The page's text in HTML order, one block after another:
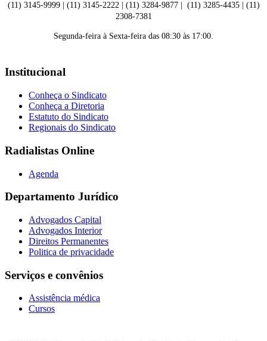
(11) 3145-9999 | (11) 3145-2222 | (11) 3284-9877 | (11) 3285-4435 | (11)
2308-7381
Segunda-feira à Sexta-feira das 08:30 às 17:00.
Institucional
Conheça o Sindicato
Conheça a Diretoria
Estatuto do Sindicato
Regionais do Sindicato
Radialistas Online
Agenda
Departamento Jurídico
Advogados Capital
Advogados Interior
Direitos Permanentes
Politica de privacidade
Serviços e convênios
Assistência médica
Cursos